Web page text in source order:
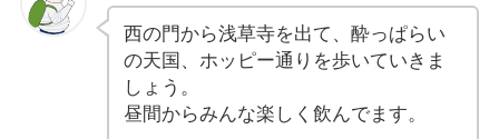
西の門から浅草寺を出て、酔っぱらい
の天国、ホッピー通りを歩いていきま
しょう。
昼間からみんな楽しく飲んでます。